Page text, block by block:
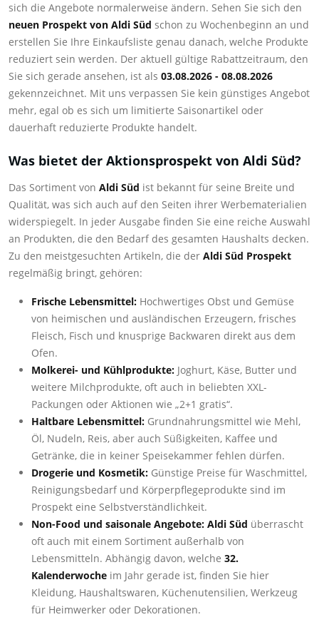
sich die Angebote normalerweise ändern. Sehen Sie sich den
neuen Prospekt von Aldi Süd schon zu Wochenbeginn an und
erstellen Sie Ihre Einkaufsliste genau danach, welche Produkte
reduziert sein werden. Der aktuell gültige Rabattzeitraum, den
Sie sich gerade ansehen, ist als 03.08.2026 - 08.08.2026
gekennzeichnet. Mit uns verpassen Sie kein günstiges Angebot
mehr, egal ob es sich um limitierte Saisonartikel oder
dauerhaft reduzierte Produkte handelt.
Was bietet der Aktionsprospekt von Aldi Süd?
Das Sortiment von Aldi Süd ist bekannt für seine Breite und
Qualität, was sich auch auf den Seiten ihrer Werbematerialien
widerspiegelt. In jeder Ausgabe finden Sie eine reiche Auswahl
an Produkten, die den Bedarf des gesamten Haushalts decken.
Zu den meistgesuchten Artikeln, die der Aldi Süd Prospekt
regelmäßig bringt, gehören:
Frische Lebensmittel: Hochwertiges Obst und Gemüse
von heimischen und ausländischen Erzeugern, frisches
Fleisch, Fisch und knusprige Backwaren direkt aus dem
Ofen.
Molkerei- und Kühlprodukte: Joghurt, Käse, Butter und
weitere Milchprodukte, oft auch in beliebten XXL-
Packungen oder Aktionen wie „2+1 gratis“.
Haltbare Lebensmittel: Grundnahrungsmittel wie Mehl,
Öl, Nudeln, Reis, aber auch Süßigkeiten, Kaffee und
Getränke, die in keiner Speisekammer fehlen dürfen.
Drogerie und Kosmetik: Günstige Preise für Waschmittel,
Reinigungsbedarf und Körperpflegeprodukte sind im
Prospekt eine Selbstverständlichkeit.
Non-Food und saisonale Angebote: Aldi Süd überrascht
oft auch mit einem Sortiment außerhalb von
Lebensmitteln. Abhängig davon, welche 32.
Kalenderwoche im Jahr gerade ist, finden Sie hier
Kleidung, Haushaltswaren, Küchenutensilien, Werkzeug
für Heimwerker oder Dekorationen.